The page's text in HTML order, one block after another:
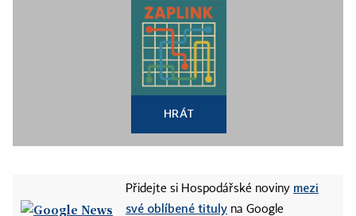
HRÁT
Přidejte si Hospodářské noviny mezi
své oblíbené tituly na Google